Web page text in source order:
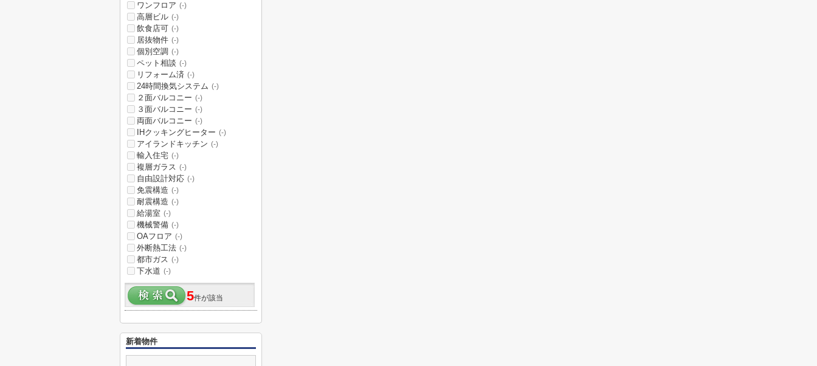
ワンフロア (-)
高層ビル (-)
飲食店可 (-)
居抜物件 (-)
個別空調 (-)
ペット相談 (-)
リフォーム済 (-)
24時間換気システム (-)
２面バルコニー (-)
３面バルコニー (-)
両面バルコニー (-)
IHクッキングヒーター (-)
アイランドキッチン (-)
輸入住宅 (-)
複層ガラス (-)
自由設計対応 (-)
免震構造 (-)
耐震構造 (-)
給湯室 (-)
機械警備 (-)
OAフロア (-)
外断熱工法 (-)
都市ガス (-)
下水道 (-)
5件が該当
新着物件